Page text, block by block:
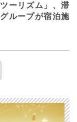
ーリズム」、滞
ループが宿泊施